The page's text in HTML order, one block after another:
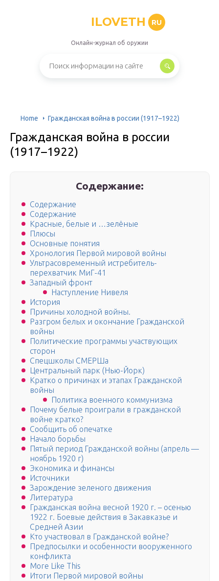
ILOVETH RU
Онлайн-журнал об оружии
Home Гражданская война в россии (1917–1922)
Гражданская война в россии
(1917–1922)
Содержание:
Содержание
Содержание
Красные, белые и …зелёные
Плюсы
Основные понятия
Хронология Первой мировой войны
Ультрасовременный истребитель-
перехватчик МиГ-41
Западный фронт
Наступление Нивеля
История
Причины холодной войны.
Разгром белых и окончание Гражданской
войны
Политические программы участвующих
сторон
Спецшколы СМЕРШа
Центральный парк (Нью-Йорк)
Кратко о причинах и этапах Гражданской
войны
Политика военного коммунизма
Почему белые проиграли в гражданской
войне кратко?
Сообщить об опечатке
Начало борьбы
Пятый период Гражданской войны (апрель —
ноябрь 1920 г)
Экономика и финансы
Источники
Зарождение зеленого движения
Литература
Гражданская война весной 1920 г. – осенью
1922 г. Боевые действия в Закавказье и
Средней Азии
Кто участвовал в Гражданской войне?
Предпосылки и особенности вооруженного
конфликта
More Like This
Итоги Первой мировой войны